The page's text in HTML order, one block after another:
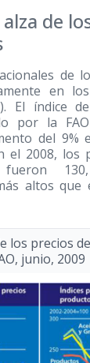
de
de
en
El índice
por la
del 9%
el 2008, los
altos que
los precios
junio, 2009